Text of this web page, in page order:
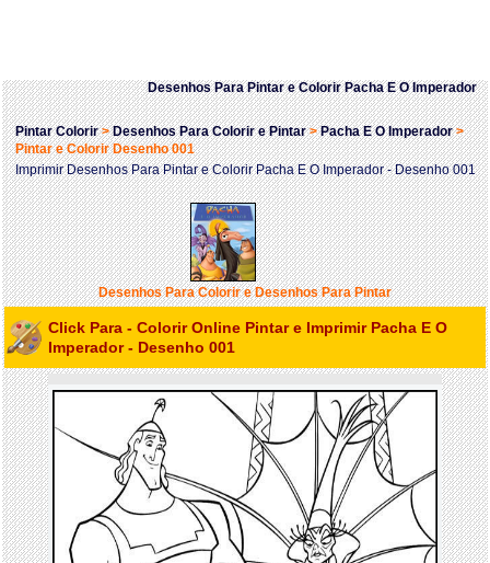
Desenhos Para Pintar e Colorir Pacha E O Imperador
Pintar Colorir>Desenhos Para Colorir e Pintar>Pacha E O Imperador>
Pintar e Colorir Desenho 001
Imprimir Desenhos Para Pintar e Colorir Pacha E O Imperador - Desenho 001
Desenhos Para Colorir e Desenhos Para Pintar
Click Para - Colorir Online Pintar e Imprimir Pacha E O
Imperador - Desenho 001